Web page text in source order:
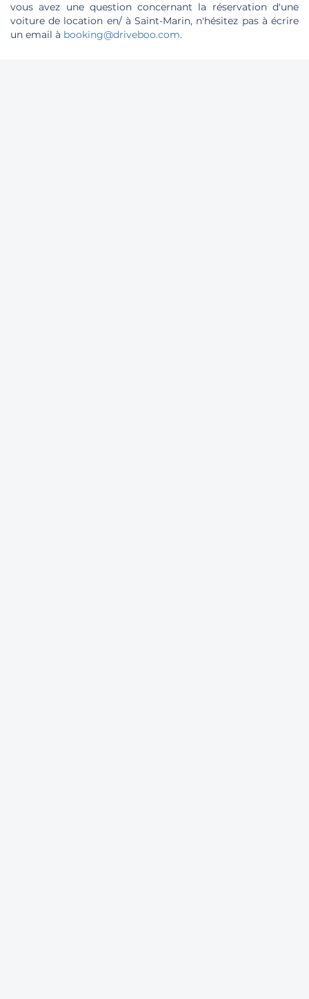
vous avez une question concernant la réservation d'une
voiture de location en/ à Saint-Marin, n'hésitez pas à écrire
un email à booking@driveboo.com.